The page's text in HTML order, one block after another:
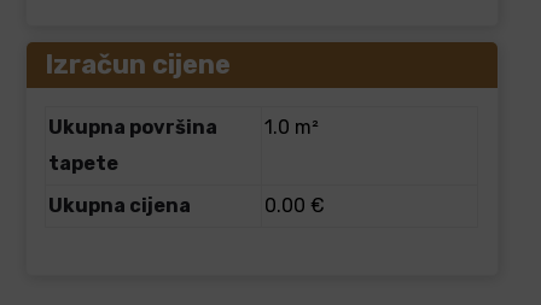
Izračun cijene
Ukupna površina
tapete
1.0 m²
Ukupna cijena 0.00 €